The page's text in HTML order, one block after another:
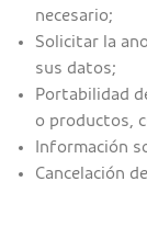
necesario;
Solicitar la
sus datos;
Portabilidad
o productos,
Información
Cancelación